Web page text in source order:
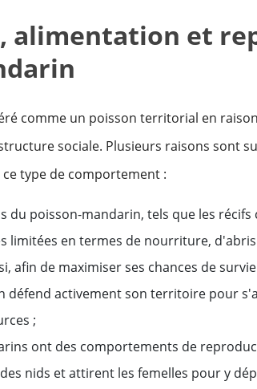
alimentation et
comme un poisson territorial en
sociale. Plusieurs raisons sont
type de comportement :
du poisson-mandarin, tels que les
limitées en termes de nourriture,
afin de maximiser ses chances de
défend activement son territoire pour
;
ont des comportements de
nids et attirent les femelles pour y